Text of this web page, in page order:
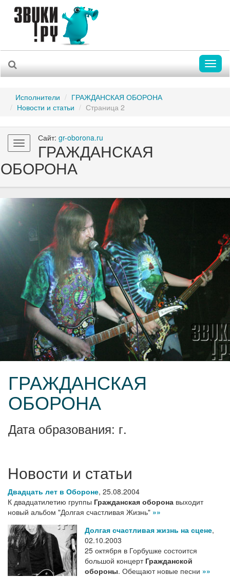
Исполнители
ГРАЖДАНСКАЯ ОБОРОНА
Новости и статьи
Страница 2
Toggle
navigation
Сайт: gr-oborona.ru
ГРАЖДАНСКАЯ
ОБОРОНА
ГРАЖДАНСКАЯ
ОБОРОНА
Дата образования: г.
Новости и статьи
Двадцать лет в Обороне, 25.08.2004
К двадцатилетию группы Гражданская оборона выходит
новый альбом "Долгая счастливая Жизнь" »»
Долгая счастливая жизнь на сцене,
02.10.2003
25 октября в Горбушке состоится
большой концерт Гражданской
обороны. Обещают новые песни »»